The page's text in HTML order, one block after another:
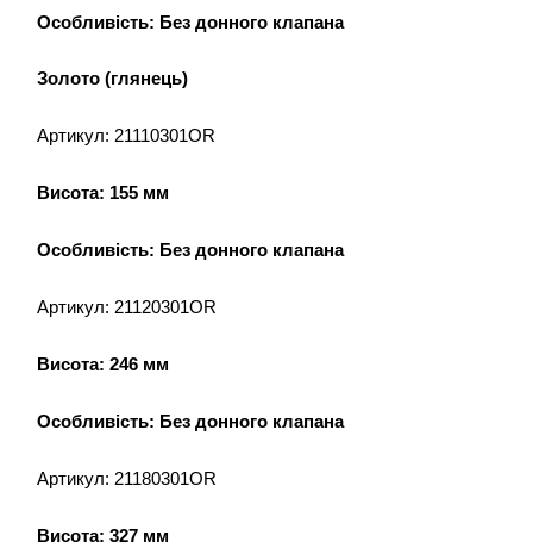
Особливість: Без донного клапана
Золото (глянець)
Артикул: 21110301OR
Висота: 155 мм
Особливість: Без донного клапана
Артикул: 21120301OR
Висота: 246 мм
Особливість: Без донного клапана
Артикул: 21180301OR
Висота: 327 мм